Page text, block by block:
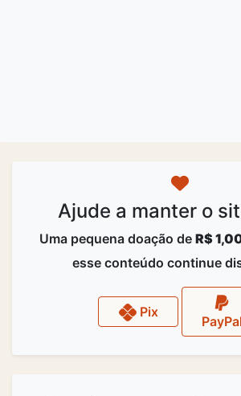
Ajude a manter o
Uma pequena doação de R$
esse conteúdo continue
Pix